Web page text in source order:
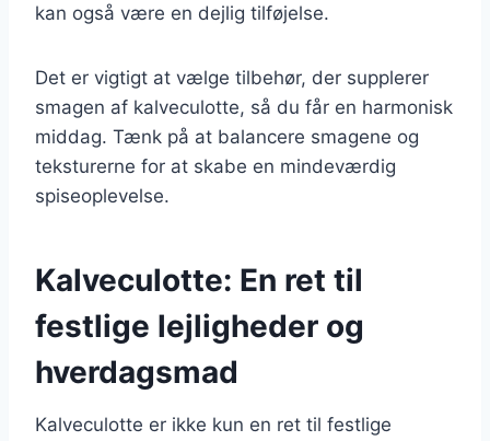
kan også være en dejlig tilføjelse.
Det er vigtigt at vælge tilbehør, der supplerer
smagen af kalveculotte, så du får en harmonisk
middag. Tænk på at balancere smagene og
teksturerne for at skabe en mindeværdig
spiseoplevelse.
Kalveculotte: En ret til
festlige lejligheder og
hverdagsmad
Kalveculotte er ikke kun en ret til festlige